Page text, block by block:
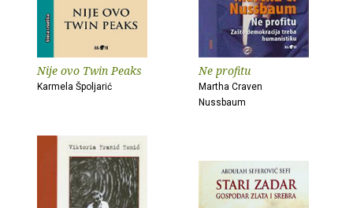
Nije ovo Twin Peaks
Karmela Špoljarić
Ne profitu
Martha Craven
Nussbaum